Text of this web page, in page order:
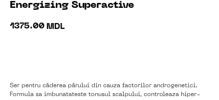
Energizing Superactive
1375.00 MDL
Ser pentru căderea părului din cauza factorilor androgenetici.
Formula sa imbunatateste tonusul scalpului, controleaza hiper-